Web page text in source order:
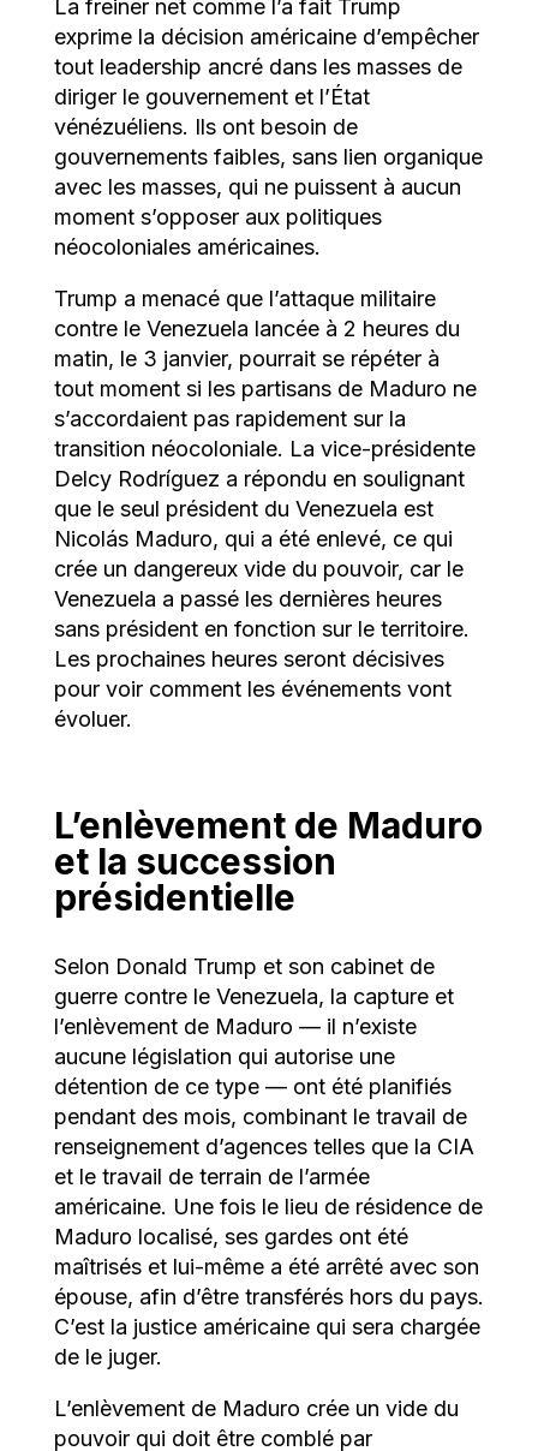
La freiner net comme l’a fait Trump
exprime la décision américaine d’empêcher
tout leadership ancré dans les masses de
diriger le gouvernement et l’État
vénézuéliens. Ils ont besoin de
gouvernements faibles, sans lien organique
avec les masses, qui ne puissent à aucun
moment s’opposer aux politiques
néocoloniales américaines.
Trump a menacé que l’attaque militaire
contre le Venezuela lancée à 2 heures du
matin, le 3 janvier, pourrait se répéter à
tout moment si les partisans de Maduro ne
s’accordaient pas rapidement sur la
transition néocoloniale. La vice-présidente
Delcy Rodríguez a répondu en soulignant
que le seul président du Venezuela est
Nicolás Maduro, qui a été enlevé, ce qui
crée un dangereux vide du pouvoir, car le
Venezuela a passé les dernières heures
sans président en fonction sur le territoire.
Les prochaines heures seront décisives
pour voir comment les événements vont
évoluer.
L’enlèvement de Maduro
et la succession
présidentielle
Selon Donald Trump et son cabinet de
guerre contre le Venezuela, la capture et
l’enlèvement de Maduro — il n’existe
aucune législation qui autorise une
détention de ce type — ont été planifiés
pendant des mois, combinant le travail de
renseignement d’agences telles que la CIA
et le travail de terrain de l’armée
américaine. Une fois le lieu de résidence de
Maduro localisé, ses gardes ont été
maîtrisés et lui-même a été arrêté avec son
épouse, afin d’être transférés hors du pays.
C’est la justice américaine qui sera chargée
de le juger.
L’enlèvement de Maduro crée un vide du
pouvoir qui doit être comblé par